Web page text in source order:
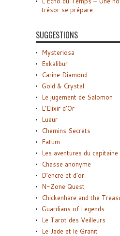
trésor se prépare
SUGGESTIONS
Mysteriosa
Exkalibur
Carine Diamond
Gold & Crystal
Le jugement de Salomon
L’Elixir d’Or
Lueur
Chemins Secrets
Fatum
Les aventures du capitaine
Chasse anonyme
D’encre et d’or
N-Zone Quest
Chickenhare and the
Guardians of Legends
Le Tarot des Veilleurs
Le Jade et le Granit